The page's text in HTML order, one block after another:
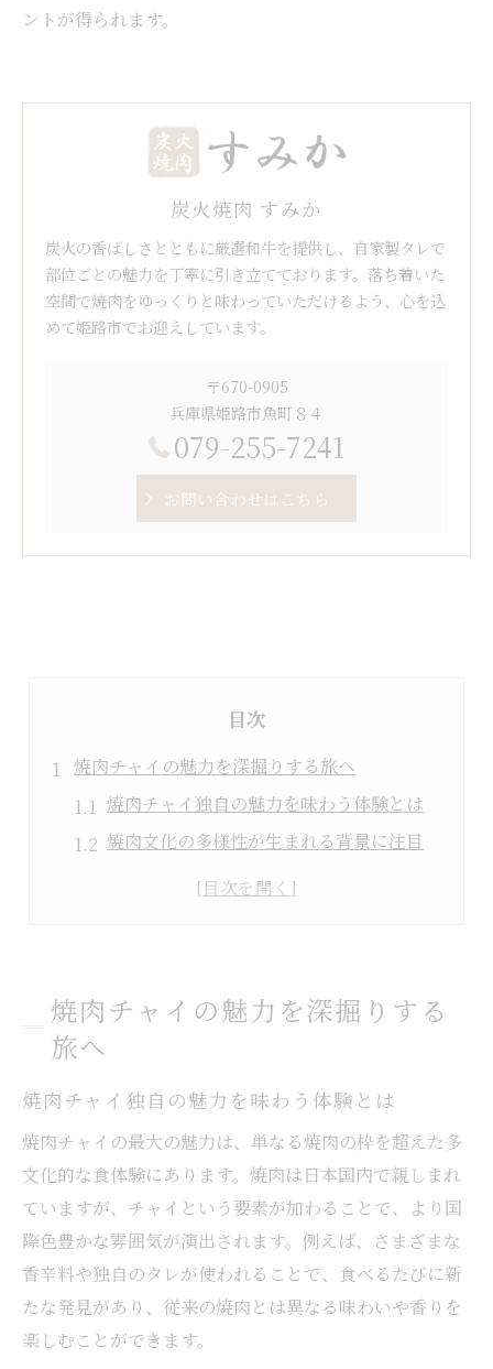
ントが得られます。
炭火焼肉 すみか
炭火の香ばしさとともに厳選和牛を提供し、自家製タレで
部位ごとの魅力を丁寧に引き立てております。落ち着いた
空間で焼肉をゆっくりと味わっていただけるよう、心を込
めて姫路市でお迎えしています。
〒670-0905
兵庫県姫路市魚町８４
079-255-7241
お問い合わせはこちら
目次
焼肉チャイの魅力を深掘りする旅へ
焼肉チャイ独自の魅力を味わう体験とは
焼肉文化の多様性が生まれる背景に注目
焼肉チャイで感じる食の贅沢なひととき
焼肉に見る異文化の融合と独自性を考察
焼肉チャイが示す食文化交流の軌跡とは
焼肉文化の発展に異文化が与えた影響
焼肉体験が国際的な絆を深める理由を紹介
焼肉チャイの発祥と歴史に迫る
焼肉チャイ誕生の物語と歴史的背景解説
焼肉の発祥についての諸説と真実を探る
焼肉チャイの歴史から学ぶ食文化の進化
焼肉チャイの魅力を深掘りする
旅へ
焼肉チャイ独自の魅力を味わう体験とは
焼肉チャイの最大の魅力は、単なる焼肉の枠を超えた多
文化的な食体験にあります。焼肉は日本国内で親しまれ
ていますが、チャイという要素が加わることで、より国
際色豊かな雰囲気が演出されます。例えば、さまざまな
香辛料や独自のタレが使われることで、食べるたびに新
たな発見があり、従来の焼肉とは異なる味わいや香りを
楽しむことができます。